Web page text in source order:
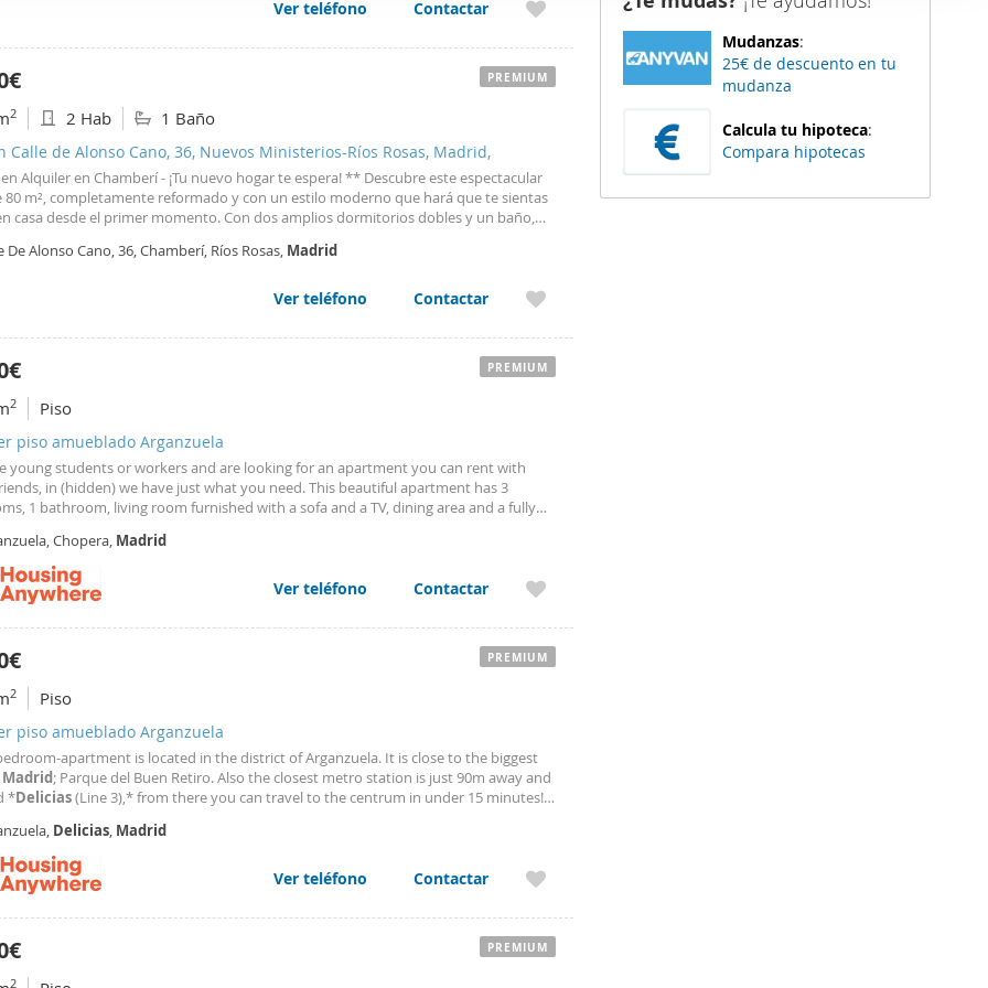
se usan para personalizar el contenido y los anuncios, ofrecer funciones
el tráfico. Además, compartimos información sobre el uso que haga del
de redes sociales, publicidad y análisis web, quienes pueden
que les haya proporcionado o que hayan recopilado a partir del uso
Ver teléfono Contactar
2 2 Hab 1 Baño
Calle de Alonso Cano, 36, Nuevos Ministerios-Ríos Rosas, Madrid,
en Alquiler en Chamberí - ¡Tu nuevo hogar te espera! ** Descubre este espectacular
80 m², completamente reformado y con un estilo moderno que hará que te sientas
casa desde el primer momento. Con dos amplios dormitorios dobles y un baño,
deMadrid. La cocina está totalmente
De Alonso Cano, 36, Chamberí, Ríos Rosas, Madrid
Ver teléfono Contactar
PREMIUM
2 Piso
piso amueblado Arganzuela
young students or workers and are looking for an apartment you can rent with
in (hidden) we have just what you need. This beautiful apartment has 3
1 bathroom, living room furnished with a sofa and a TV, dining area and a fully
in theDelicias neighborhood, in the
Chopera, Madrid
Ver teléfono Contactar
PREMIUM
2 Piso
piso amueblado Arganzuela
apartment is located in the district of Arganzuela. It is close to the biggest
Madrid; Parque del Buen Retiro. Also the closest metro station is just 90m away and
*Delicias(Line 3),* from there you can travel to the centrum in under 15 minutes!
of* *Delicias
Delicias, Madrid
Ver teléfono Contactar
PREMIUM
2
PREMIUM
Mudanzas:
25€ de descuento en tu
mudanza
Calcula tu hipoteca:
Compara hipotecas